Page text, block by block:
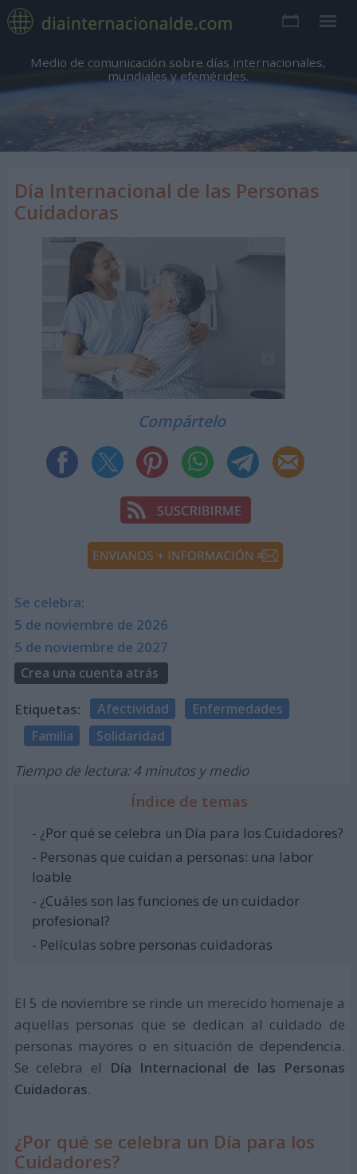
Medio de comunicación sobre días internacionales,
mundiales y efemérides.
Día Internacional de las Personas
Cuidadoras
Compártelo
Se celebra:
5 de noviembre de 2026
5 de noviembre de 2027
Crea una cuenta atrás
Etiquetas: Afectividad
Enfermedades
Familia
Solidaridad
Tiempo de lectura: 4 minutos y medio
Índice de temas
- ¿Por qué se celebra un Día para los Cuidadores?
- Personas que cuidan a personas: una labor
loable
- ¿Cuáles son las funciones de un cuidador
profesional?
- Películas sobre personas cuidadoras
El 5 de noviembre se rinde un merecido homenaje a
aquellas personas que se dedican al cuidado de
personas mayores o en situación de dependencia.
Se celebra el Día Internacional de las Personas
Cuidadoras.
¿Por qué se celebra un Día para los
Cuidadores?